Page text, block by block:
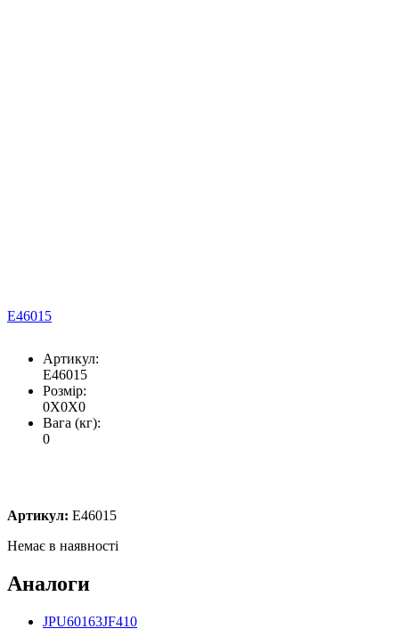
E46015
Артикул:
E46015
Розмір:
0X0X0
Вага (кг):
0
Артикул: E46015
Немає в наявності
Аналоги
JPU60163JF410